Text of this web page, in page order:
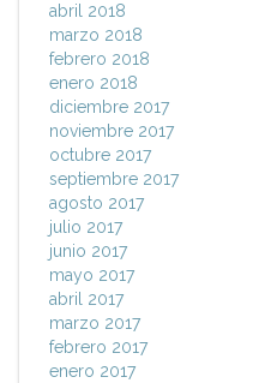
abril 2018
marzo 2018
febrero 2018
enero 2018
diciembre 2017
noviembre 2017
octubre 2017
septiembre 2017
agosto 2017
julio 2017
junio 2017
mayo 2017
abril 2017
marzo 2017
febrero 2017
enero 2017